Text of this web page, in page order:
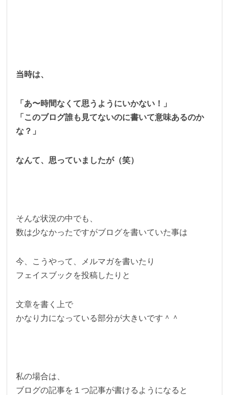
当時は、
「あ〜時間なくて思うようにいかない！」
「このブログ誰も見てないのに書いて意味あるのか
な？」
なんて、思っていましたが（笑）
そんな状況の中でも、
数は少なかったですがブログを書いていた事は
今、こうやって、メルマガを書いたり
フェイスブックを投稿したりと
文章を書く上で
かなり力になっている部分が大きいです＾＾
私の場合は、
ブログの記事を１つ記事が書けるようになると